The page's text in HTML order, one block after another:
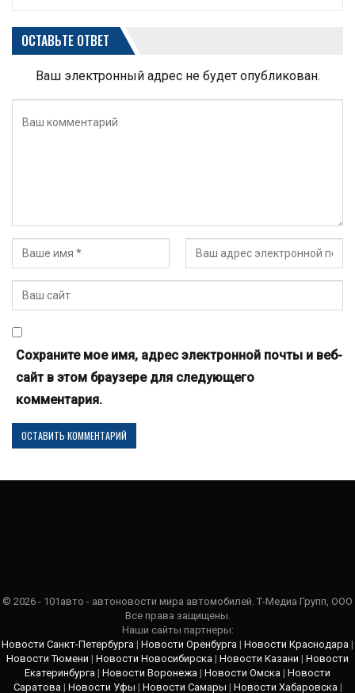
ОСТАВЬТЕ ОТВЕТ
Ваш электронный адрес не будет опубликован.
Сохраните мое имя, адрес электронной почты и веб-
сайт в этом браузере для следующего
комментария.
© 2026 - 101авто - автоновости мира автомобилей. Т-Медиа Групп, ООО
Все права защищены.
Наши сайты партнеры:
Новости Санкт-Петербурга | Новости Оренбурга | Новости Краснодара |
Новости Тюмени | Новости Новосибирска | Новости Казани | Новости
Екатеринбурга | Новости Воронежа | Новости Омска | Новости
Саратова | Новости Уфы | Новости Самары | Новости Хабаровска |